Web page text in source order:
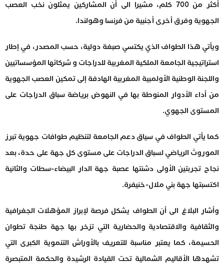
أكثر من 700 كلم، مشيرا الى أن المشاركين يمثلون نخب العصب
الجهوية وفرق أخرى أجنبية من فرنسا وهولندا.
ويأتي هذا الطواف الذي يكتسي صبغة دولية، حسب المصدر، في إطار
استراتيجية الجامعة الملكية المغربية للدراجات و شركائها المؤسساتيين
واللجنة الوطنية الأولمبية المغربية الهادفة إلى تمكين العصب الجهوية
من أداء الأدوار المنوطة بها في النهوض برياضة سباق الدراجات على
المستوى الجهوي.
كما يأتي الطواف في سياق دعم الجامعة لتنظيم طوافات جهوية تبرز
الموروث الرياضي لسباق الدراجات على مستوى كل جهة على حدة، بعد
نجاح تجربتين الأولى دشنتها عصبة جهة الدار البيضاء-سطات والثانية
اكتسبتها جهة بني ملال-خنيفرة.
وأشار البلاغ الى أن الطواف يشكل فرصة لإبراز المؤهلات الجغرافية
والثقافية والاقتصادية والحضارية التي تزخر بها جهة طنجة تطوان
الحسيمة، كما يعتبر مناسبة للتعريف بالأوراش التنموية الكبرى التي
تشهدها الأقاليم الشمالية تحت القيادة الرشيدة والحكمة المتبصرة